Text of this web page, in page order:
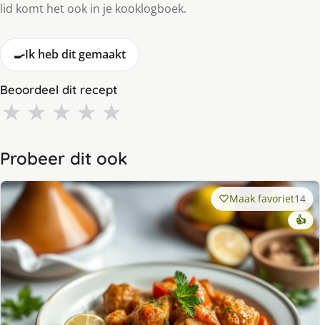
lid komt het ook in je kooklogboek.
🍳Ik heb dit gemaakt
Beoordeel dit recept
★ ★ ★ ★ ★
Probeer dit ook
Maak favoriet14
👍